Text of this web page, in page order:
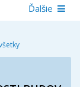
Ďalšie